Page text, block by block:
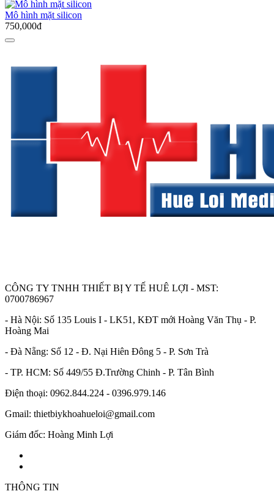
Mô hình mặt silicon
750,000đ
CÔNG TY TNHH THIẾT BỊ Y TẾ HUÊ LỢI - MST:
0700786967
- Hà Nội: Số 135 Louis I - LK51, KĐT mới Hoàng Văn Thụ - P.
Hoàng Mai
- Đà Nẵng: Số 12 - Đ. Nại Hiên Đông 5 - P. Sơn Trà
- TP. HCM: Số 449/55 Đ.Trường Chinh - P. Tân Bình
Điện thoại: 0962.844.224 - 0396.979.146
Gmail: thietbiykhoahueloi@gmail.com
Giám đốc: Hoàng Minh Lợi
THÔNG TIN